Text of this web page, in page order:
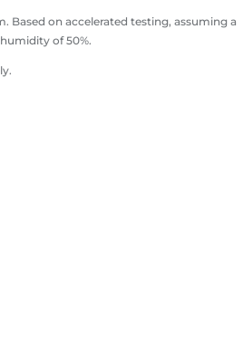
Based on accelerated testing, assuming a
of 50%.